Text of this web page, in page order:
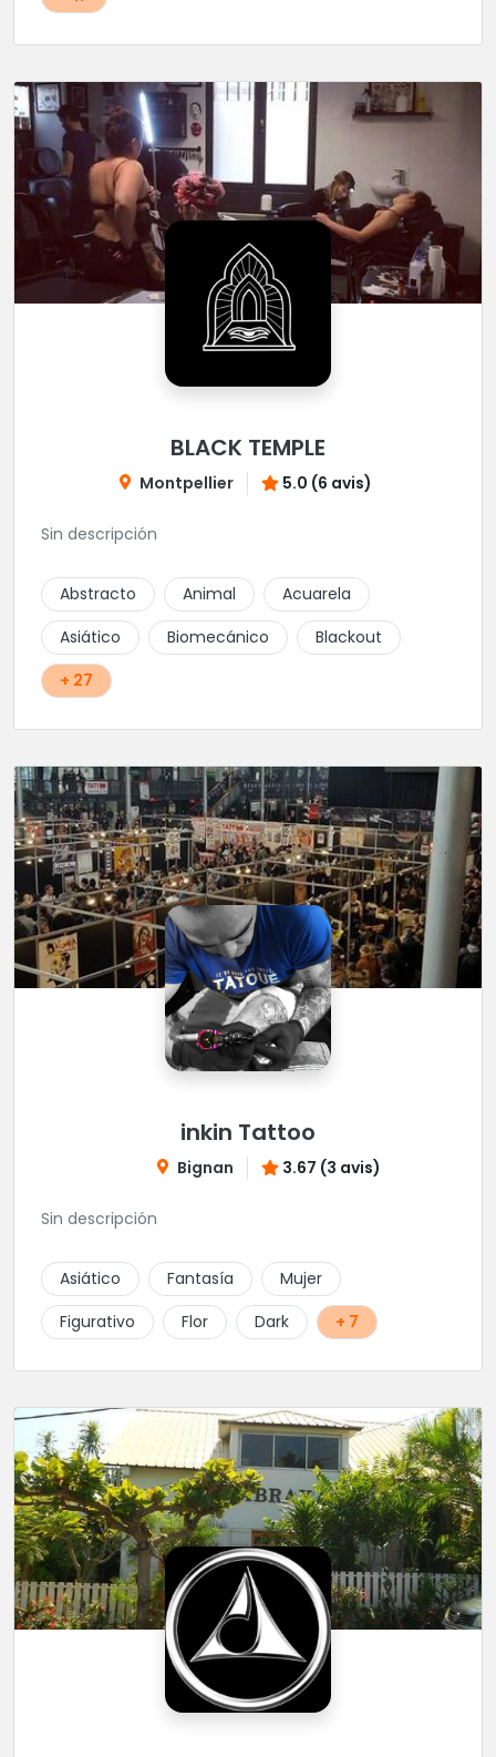
BLACK TEMPLE
Montpellier 5.0 (6 avis)
Sin descripción
Abstracto Animal
Acuarela
Asiático
Biomecánico
Blackout
+ 27
inkin Tattoo
Bignan 3.67 (3 avis)
Sin descripción
Asiático Fantasía
Mujer
Figurativo
Flor Dark + 7